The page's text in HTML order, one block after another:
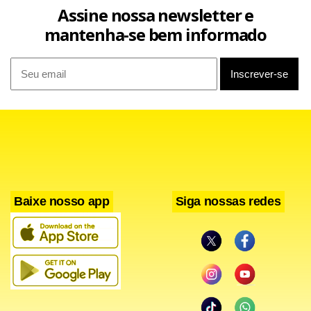
eficientes, lembrando que o investimento inicial se paga
com a redução do valor da conta de luz”, afirma o diretor-
superintendente de Relacionamento com o Cliente da
Neoenergia Brasília, Gustavo Álvares.
Assine nossa newsletter e
mantenha-se bem informado
Baixe nosso app Siga nossas redes